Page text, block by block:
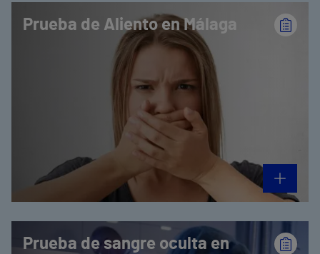
Prueba de Aliento en Málaga
Prueba de sangre oculta en